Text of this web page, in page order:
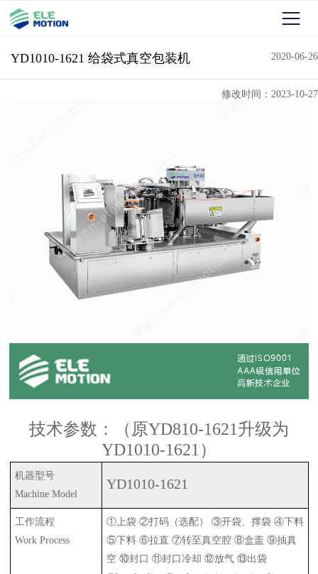
2020-06-26
YD1010-1621 给袋式真空包装机
修改时间：2023-10-27
技术参数：（原YD810-1621升级为
YD1010-1621）
机器型号
Machine Model
YD1010-1621
工作流程
Work Process
①上袋 ②打码（选配） ③开袋、撑袋 ④下料
⑤下料 ⑥拉直 ⑦转至真空腔 ⑧盒盖 ⑨抽真
空 ⑩封口 ⑪封口冷却 ⑫放气 ⑬出袋